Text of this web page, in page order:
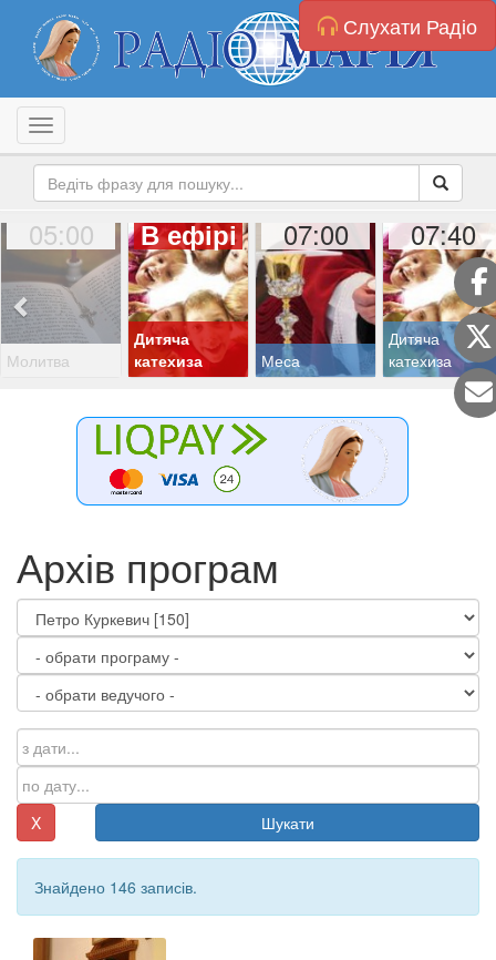
Слухати Радіо
Toggle navigation
05:00
Молитва
В ефірі
Дитяча
катехиза
07:00
Меса
07:40
Дитяча
катехиза
Архів програм
X Шукати
Знайдено 146 записів.